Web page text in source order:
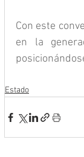
Con este
en la
Estado